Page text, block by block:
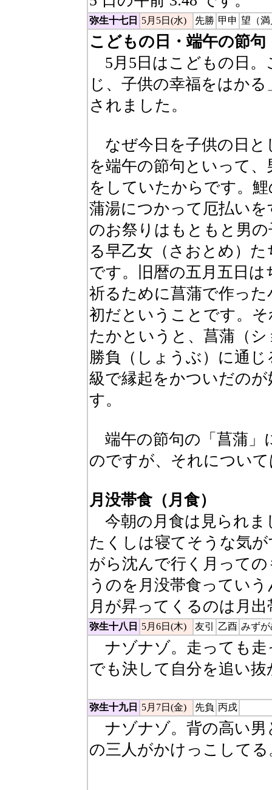
弥生十七日 5月5日(水) 先勝 甲申 望（
こどもの日・端午の節句
5月5日はこどもの日。
じ、子供の幸福をはか
されました。
なぜ今日を子供の日と
を端午の節句といって
をしていたからです。
蒲湯につかって厄払い
のお祭りはもともと男
る早乙女（さおとめ）
です。旧暦の五月五日
祈るために菖蒲で作っ
初だということです。
たかというと、菖蒲（
勝負（しょうぶ）に通
級で縁起をかついだの
す。
端午の節句の「菖蒲」
のですが、それについ
月没帯食（月食）
今朝の月食は見られま
たくしは寝てそうな気
がら沈んで行く月って
うのを月没帯食ってい
月が昇ってくるのは月
弥生十八日 5月6日(木) 友引 乙酉 みず
ナゾナゾ。走っても走
でも決して自分を追い
弥生十九日 5月7日(金) 先負 丙戌
ナゾナゾ。背の高い男
の三人がかけっこして